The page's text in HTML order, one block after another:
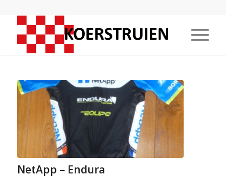
NetApp – Endura